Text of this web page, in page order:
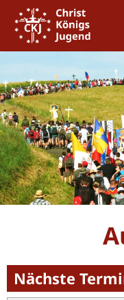
Nächste